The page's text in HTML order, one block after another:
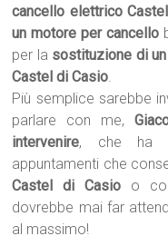
cancello elettrico
un motore per cancello
per la sostituzione di
Castel di Casio.
Più semplice sarebbe
parlare con me,
intervenire, che ha
appuntamenti che
Castel di Casio o
dovrebbe mai far
al massimo!